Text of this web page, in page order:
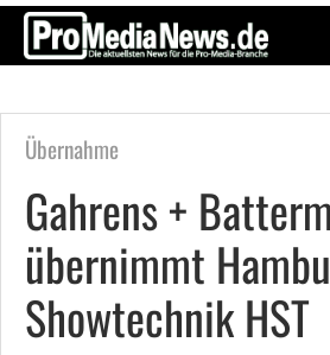
Übernahme
Gahrens +
übernimmt
Showtechnik HST